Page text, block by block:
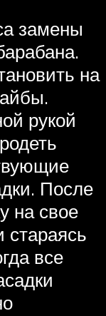
замены
на
рукой
После
на свое
стараясь
все